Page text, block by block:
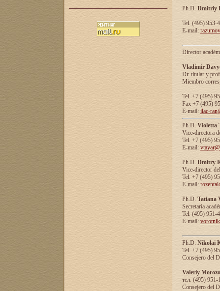
Ph.D. Dmitriy
Tel. (495) 953-
E-mail:
Director
Vladimir
Dr. titular y
Miembro
Tel. +7 (495)
Fax +7 (495)
E-mail: ilac-
Ph.D. Violetta
Vice-directora
Tel. +7 (495)
E-mail:
Ph.D. Dmitry
Vice-director
Tel. +7 (495)
E-mail:
Ph.D. Tatiana
Secretaria
Tel. (495) 951-
E-mail:
Ph.D. Nikolai
Tel. +7 (495)
Consejero del
Valeriy
тел. (495) 951-
Consejero del